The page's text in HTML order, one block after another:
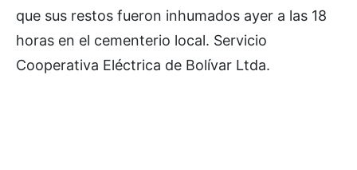
que sus restos fueron inhumados ayer a las 18
horas en el cementerio local. Servicio
Cooperativa Eléctrica de Bolívar Ltda.